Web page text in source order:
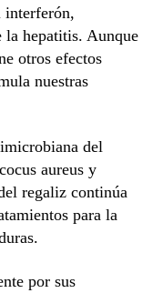
interferón,
la hepatitis. Aunque
otros efectos
nuestras
del
aureus y
regaliz continúa
para la
por sus